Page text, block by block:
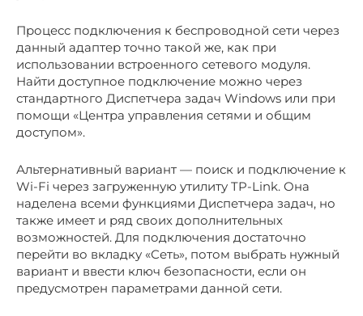
Процесс подключения к беспроводной сети через
данный адаптер точно такой же, как при
использовании встроенного сетевого модуля.
Найти доступное подключение можно через
стандартного Диспетчера задач Windows или при
помощи «Центра управления сетями и общим
доступом».
Альтернативный вариант — поиск и подключение к
Wi-Fi через загруженную утилиту TP-Link. Она
наделена всеми функциями Диспетчера задач, но
также имеет и ряд своих дополнительных
возможностей. Для подключения достаточно
перейти во вкладку «Сеть», потом выбрать нужный
вариант и ввести ключ безопасности, если он
предусмотрен параметрами данной сети.